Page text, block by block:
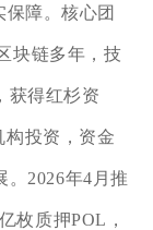
障。核心团
块链多年，技
获得红杉资
构投资，资金
2026年4月推
枚质押POL，